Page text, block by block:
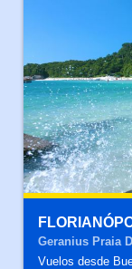
Geranius Praia
Vuelos desde